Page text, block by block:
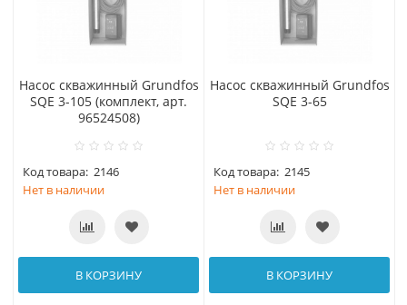
Насос скважинный Grundfos
SQE 3-105 (комплект, арт.
96524508)
Код товара: 2146
Нет в наличии
В КОРЗИНУ
Насос скважинный Grundfos
SQE 3-65
Код товара: 2145
Нет в наличии
В КОРЗИНУ